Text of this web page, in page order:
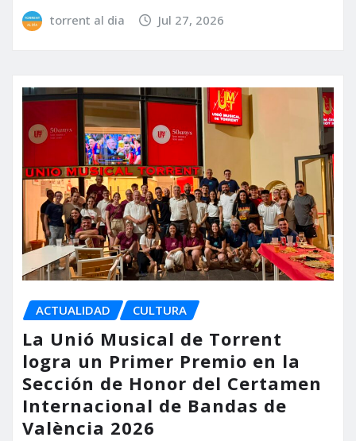
torrent al dia Jul 27, 2026
ACTUALIDAD CULTURA
La Unió Musical de Torrent
logra un Primer Premio en la
Sección de Honor del Certamen
Internacional de Bandas de
València 2026